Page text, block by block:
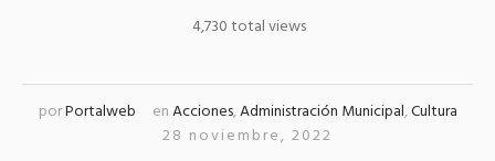
4,730 total views
porPortalweb enAcciones,Administración Municipal,Cultura
28 noviembre, 2022